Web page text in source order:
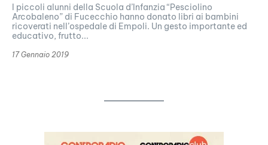
I piccoli alunni della Scuola d’Infanzia “Pesciolino
Arcobaleno” di Fucecchio hanno donato libri ai bambini
ricoverati nell’ospedale di Empoli. Un gesto importante ed
educativo, frutto...
17 Gennaio 2019